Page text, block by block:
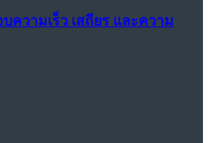
ความเร็ว เสถียร และความ